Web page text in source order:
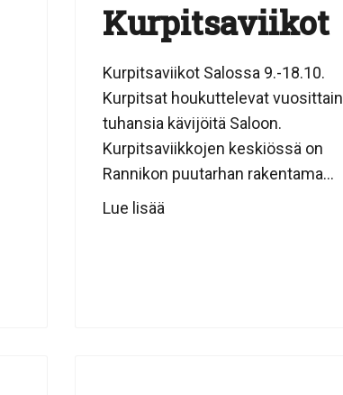
Kurpitsaviikot
Kurpitsaviikot Salossa 9.-18.10.
Kurpitsat houkuttelevat vuosittain
tuhansia kävijöitä Saloon.
Kurpitsaviikkojen keskiössä on
Rannikon puutarhan rakentama...
Lue lisää